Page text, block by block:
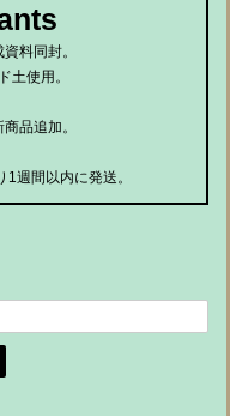
料同封。
土使用。
品追加。
週間以内に発送。